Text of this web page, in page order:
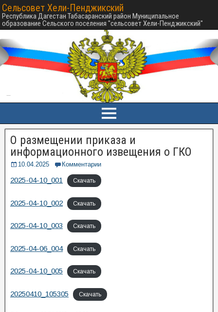
Сельсовет Хели-Пенджикский
Республика Дагестан Табасаранский район Муниципальное
образование Сельского поселения "сельсовет Хели-Пенджикский"
О размещении приказа и
информационного извещения о ГКО
10.04.2025 Комментарии
2025-04-10_001 Скачать
2025-04-10_002 Скачать
2025-04-10_003 Скачать
2025-04-06_004 Скачать
2025-04-10_005 Скачать
20250410_105305 Скачать